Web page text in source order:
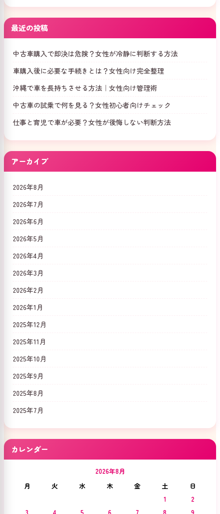
最近の投稿
中古車購入で即決は危険？女性が冷静に判断する方法
車購入後に必要な手続きとは？女性向け完全整理
沖縄で車を長持ちさせる方法｜女性向け管理術
中古車の試乗で何を見る？女性初心者向けチェック
仕事と育児で車が必要？女性が後悔しない判断方法
アーカイブ
2026年8月
2026年7月
2026年6月
2026年5月
2026年4月
2026年3月
2026年2月
2026年1月
2025年12月
2025年11月
2025年10月
2025年9月
2025年8月
2025年7月
カレンダー
2026年8月
月
火 水 木 金 土
日
1
2
3
4 5 6 7 8 9